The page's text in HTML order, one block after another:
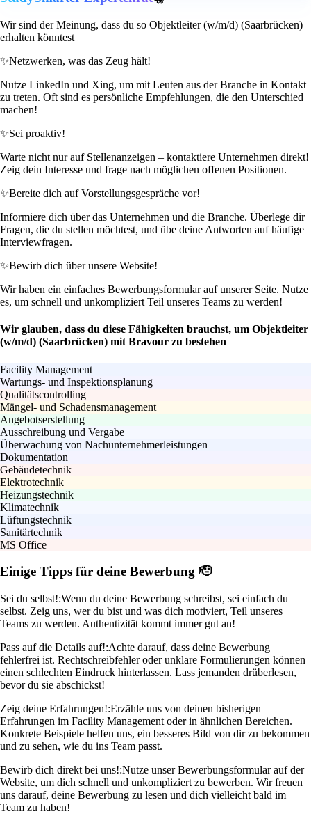
Wir sind der Meinung, dass du so Objektleiter (w/m/d) (Saarbrücken)
erhalten könntest
✨Netzwerken, was das Zeug hält!
Nutze LinkedIn und Xing, um mit Leuten aus der Branche in Kontakt
zu treten. Oft sind es persönliche Empfehlungen, die den Unterschied
machen!
✨Sei proaktiv!
Warte nicht nur auf Stellenanzeigen – kontaktiere Unternehmen direkt!
Zeig dein Interesse und frage nach möglichen offenen Positionen.
✨Bereite dich auf Vorstellungsgespräche vor!
Informiere dich über das Unternehmen und die Branche. Überlege dir
Fragen, die du stellen möchtest, und übe deine Antworten auf häufige
Interviewfragen.
✨Bewirb dich über unsere Website!
Wir haben ein einfaches Bewerbungsformular auf unserer Seite. Nutze
es, um schnell und unkompliziert Teil unseres Teams zu werden!
Wir glauben, dass du diese Fähigkeiten brauchst, um Objektleiter
(w/m/d) (Saarbrücken) mit Bravour zu bestehen
Facility Management
Wartungs- und Inspektionsplanung
Qualitätscontrolling
Mängel- und Schadensmanagement
Angebotserstellung
Ausschreibung und Vergabe
Überwachung von Nachunternehmerleistungen
Dokumentation
Gebäudetechnik
Elektrotechnik
Heizungstechnik
Klimatechnik
Lüftungstechnik
Sanitärtechnik
MS Office
Einige Tipps für deine Bewerbung 🫡
Sei du selbst!:Wenn du deine Bewerbung schreibst, sei einfach du
selbst. Zeig uns, wer du bist und was dich motiviert, Teil unseres
Teams zu werden. Authentizität kommt immer gut an!
Pass auf die Details auf!:Achte darauf, dass deine Bewerbung
fehlerfrei ist. Rechtschreibfehler oder unklare Formulierungen können
einen schlechten Eindruck hinterlassen. Lass jemanden drüberlesen,
bevor du sie abschickst!
Zeig deine Erfahrungen!:Erzähle uns von deinen bisherigen
Erfahrungen im Facility Management oder in ähnlichen Bereichen.
Konkrete Beispiele helfen uns, ein besseres Bild von dir zu bekommen
und zu sehen, wie du ins Team passt.
Bewirb dich direkt bei uns!:Nutze unser Bewerbungsformular auf der
Website, um dich schnell und unkompliziert zu bewerben. Wir freuen
uns darauf, deine Bewerbung zu lesen und dich vielleicht bald im
Team zu haben!